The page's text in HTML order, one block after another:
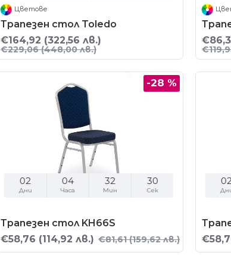
Цветове
Трапезен стол Toledo
€164,92 (322,56 лв.)
€229,06(448,00 лв.)
-28 %
02
Дни
04
Часа
32
Мин
29
Сек
Трапезен стол KH66S
€58,76 (114,92 лв.) €81,61(159,62 лв.)